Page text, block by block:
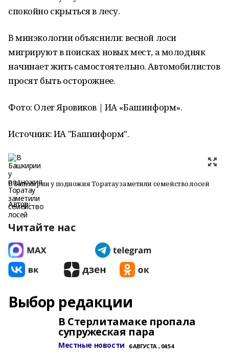
спокойно скрыться в лесу.
В минэкологии объяснили: весной лоси
мигрируют в поисках новых мест, а молодняк
начинает жить самостоятельно. Автомобилистов
просят быть осторожнее.
Фото: Олег Яровиков | ИА «Башинформ».
Источник: ИА "Башинформ".
В Башкирии у подножия Торатау заметили семейство лосей
Автор:
Читайте нас
Выбор редакции
В Стерлитамаке пропала
супружеская пара
Местные новости 6 АВГУСТА , 04:54